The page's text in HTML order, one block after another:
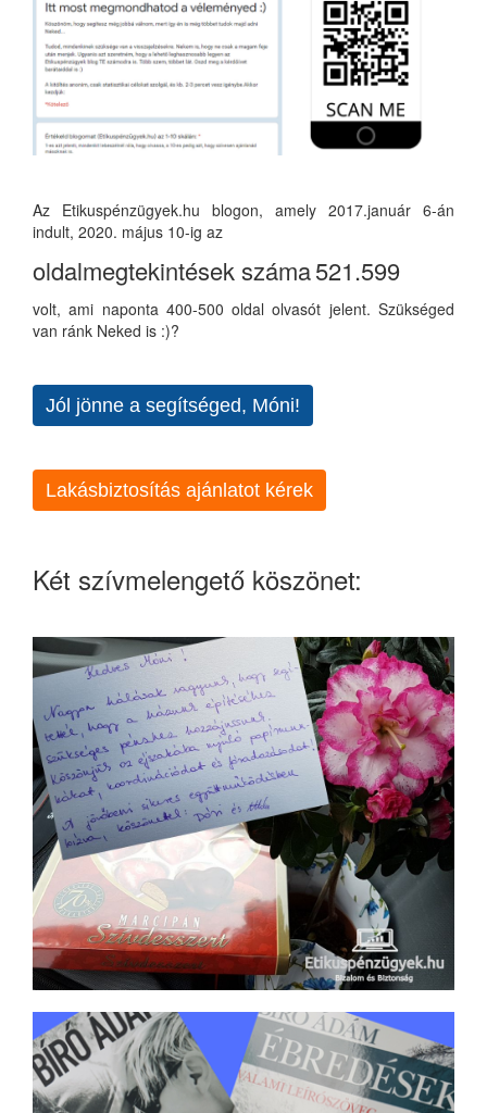
Az Etikuspénzügyek.hu blogon, amely 2017.január 6-án
indult, 2020. május 10-ig az
oldalmegtekintések száma521.599
volt, ami naponta 400-500 oldal olvasót jelent. Szükséged
van ránk Neked is :)?
Jól jönne a segítséged, Móni!
Lakásbiztosítás ajánlatot kérek
Két szívmelengető köszönet: